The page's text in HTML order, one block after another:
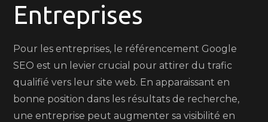
Entreprises
Pour les entreprises, le référencement Google
SEO est un levier crucial pour attirer du trafic
qualifié vers leur site web. En apparaissant en
bonne position dans les résultats de recherche,
une entreprise peut augmenter sa visibilité en